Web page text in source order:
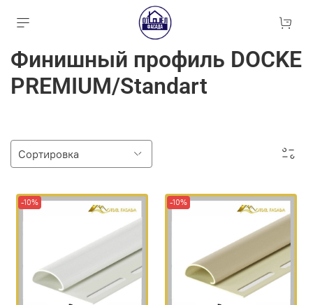
Финишный профиль DOCKE
PREMIUM/Standart
-10% -10%